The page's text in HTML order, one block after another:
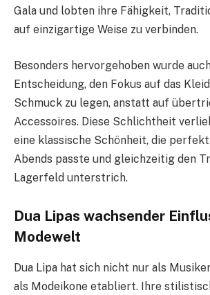
Gala und lobten ihre Fähigkeit,
auf einzigartige Weise zu verbinden.
Besonders hervorgehoben wurde
Entscheidung, den Fokus auf das
Schmuck zu legen, anstatt auf
Accessoires. Diese Schlichtheit
eine klassische Schönheit, die
Abends passte und gleichzeitig den
Lagerfeld unterstrich.
Dua Lipas wachsender
Modewelt
Dua Lipa hat sich nicht nur als
als Modeikone etabliert. Ihre